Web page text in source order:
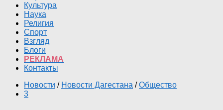
Культура
Наука
Религия
Спорт
Взгляд
Блоги
РЕКЛАМА
Контакты
Новости / Новости Дагестана / Общество
3